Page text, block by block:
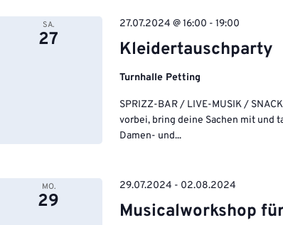
SA.
27 Kleidertauschparty
27.07.2024 @ 16:00 - 19:00
Turnhalle Petting
SPRIZZ-BAR / LIVE-MUSIK /
vorbei, bring deine Sachen mit und
Damen- und...
MO.
29 Musicalworkshop
29.07.2024 - 02.08.2024